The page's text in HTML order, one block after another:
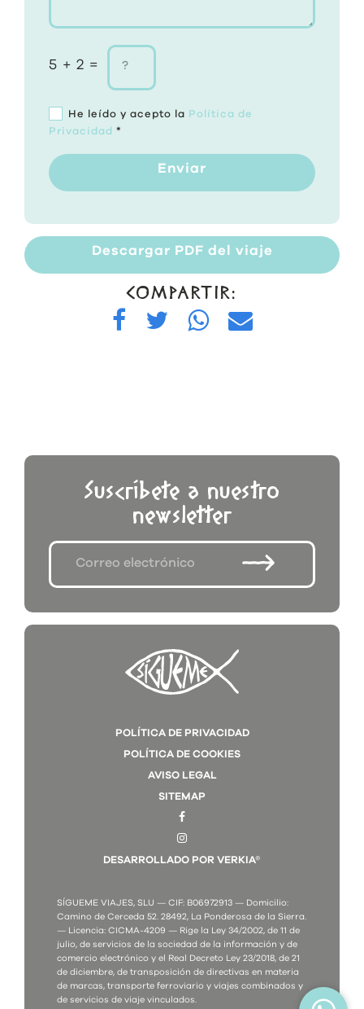
5 + 2 =
He leído y acepto la Política de
Privacidad *
Enviar
Descargar PDF del viaje
COMPARTIR:
Suscríbete a nuestro
newsletter
POLÍTICA DE PRIVACIDAD
POLÍTICA DE COOKIES
AVISO LEGAL
SITEMAP
DESARROLLADO POR VERKIA®
SÍGUEME VIAJES, SLU — CIF: B06972913 — Domicilio:
Camino de Cerceda 52. 28492, La Ponderosa de la Sierra.
— Licencia: CICMA-4209 — Rige la Ley 34/2002, de 11 de
julio, de servicios de la sociedad de la información y de
comercio electrónico y el Real Decreto Ley 23/2018, de 21
de diciembre, de transposición de directivas en materia
de marcas, transporte ferroviario y viajes combinados y
de servicios de viaje vinculados.